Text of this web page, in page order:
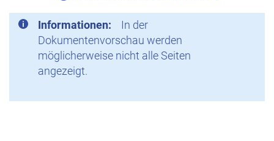
Informationen:
In der
Dokumentenvorschau werden
möglicherweise nicht alle Seiten
angezeigt.